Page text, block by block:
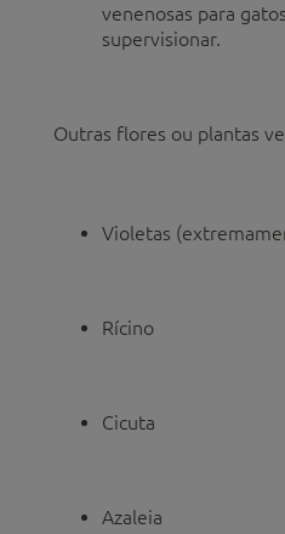
venenosas para
supervisionar.
Outras flores ou plantas
Violetas
Rícino
Cicuta
Azaleia